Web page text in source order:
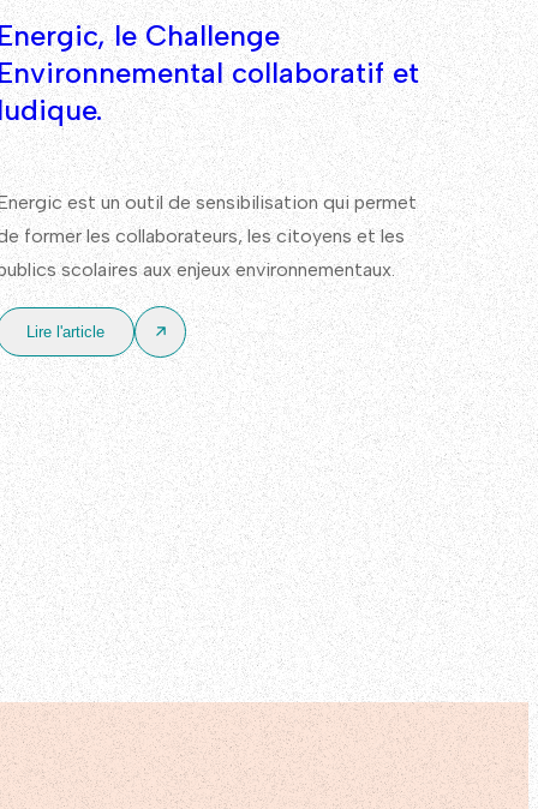
le Challenge
collaboratif et
est un outil de sensibilisation qui permet
former les collaborateurs, les citoyens et les
scolaires aux enjeux environnementaux.
Lire l'article
La
pour